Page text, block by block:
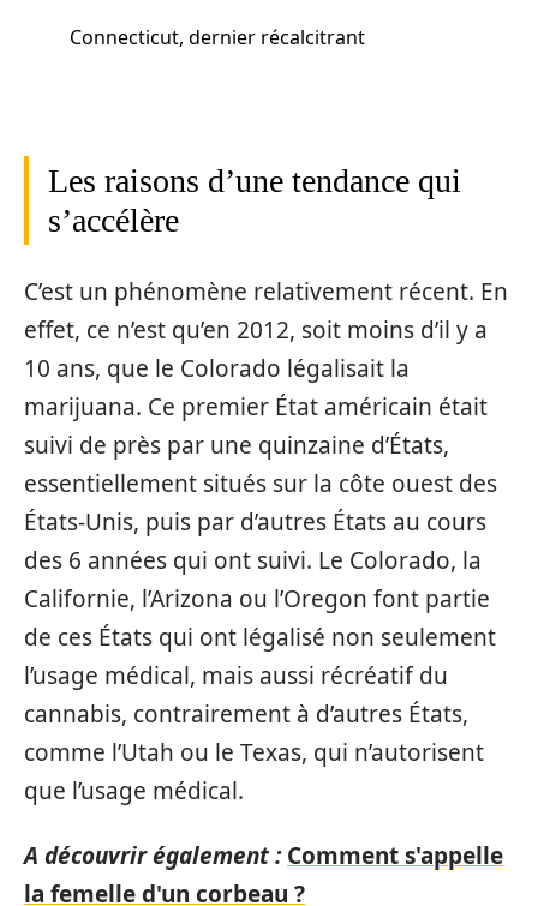
Connecticut, dernier récalcitrant
Les raisons d’une tendance qui
s’accélère
C’est un phénomène relativement récent. En
effet, ce n’est qu’en 2012, soit moins d’il y a
10 ans, que le Colorado légalisait la
marijuana. Ce premier État américain était
suivi de près par une quinzaine d’États,
essentiellement situés sur la côte ouest des
États-Unis, puis par d’autres États au cours
des 6 années qui ont suivi. Le Colorado, la
Californie, l’Arizona ou l’Oregon font partie
de ces États qui ont légalisé non seulement
l’usage médical, mais aussi récréatif du
cannabis, contrairement à d’autres États,
comme l’Utah ou le Texas, qui n’autorisent
que l’usage médical.
A découvrir également : Comment s'appelle
la femelle d'un corbeau ?